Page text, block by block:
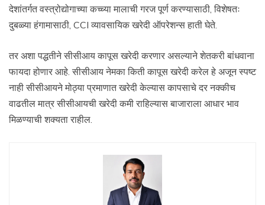
देशांतर्गत वस्त्रोद्योगाच्या कच्च्या मालाची गरज पूर्ण करण्यासाठी, विशेषतः
दुबळ्या हंगामासाठी, CCI व्यावसायिक खरेदी ऑपरेशन्स हाती घेते.
तर अशा पद्धतीने सीसीआय कापूस खरेदी करणार असल्याने शेतकरी बांधवाना
फायदा होणार आहे. सीसीआय नेमका किती कापूस खरेदी करेल हे अजून स्पष्ट
नाही सीसीआयने मोठ्या प्रमाणात खरेदी केल्यास कापसाचे दर नक्कीच
वाढतील मात्र सीसीआयची खरेदी कमी राहिल्यास बाजाराला आधार भाव
मिळण्याची शक्यता राहील.